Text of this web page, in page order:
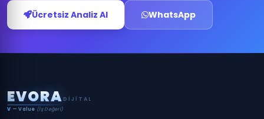
Ücretsiz Analiz Al WhatsApp
EVORA DIJITAL
V — Value (İş Değeri)